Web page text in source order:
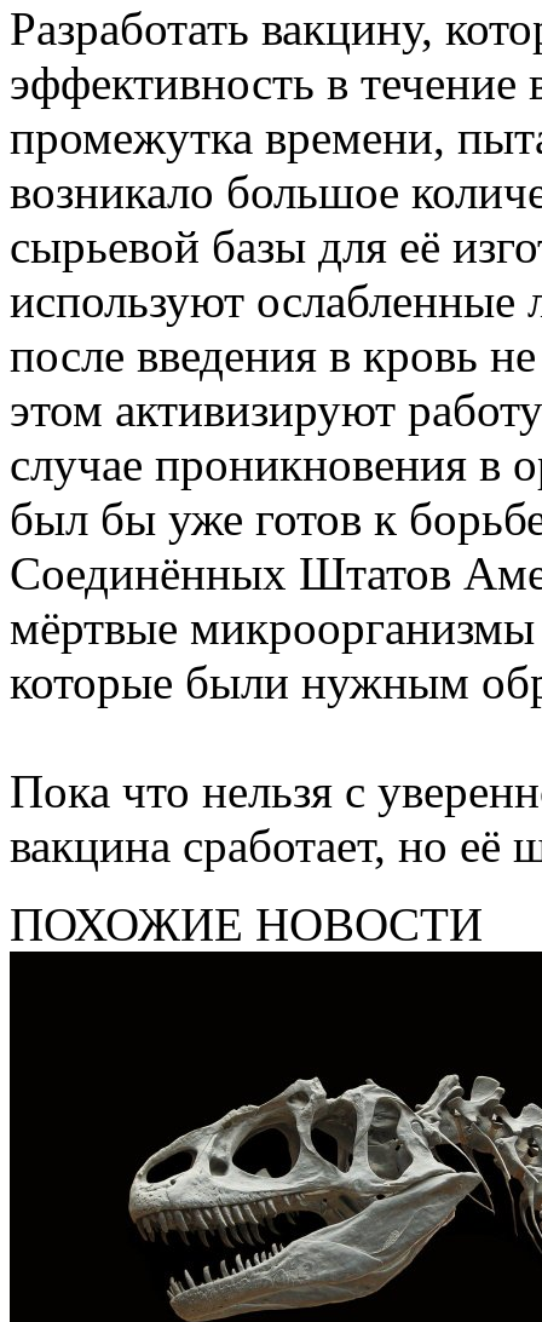
Разработать вакцину,
эффективность в
промежутка времени,
возникало большое
сырьевой базы для её
используют
после введения в кровь
этом активизируют
случае проникновения в
был бы уже готов к
Соединённых Штатов
мёртвые
которые были нужным
Пока что нельзя с
вакцина сработает, но её
ПОХОЖИЕ НОВОСТИ